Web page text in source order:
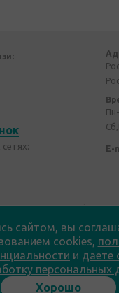
E-
Политика
производства
торговлю. Все
корпоративные
изображения.
сайтом, вы
cookies,
и даете
персональных
Хорошо